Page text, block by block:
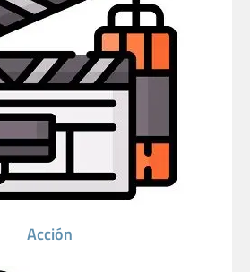
Acción